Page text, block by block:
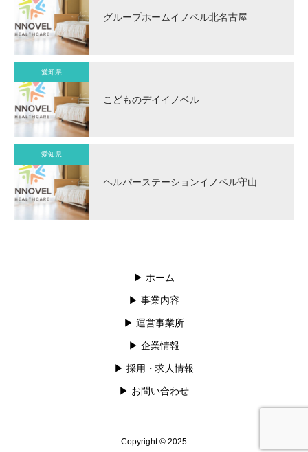
グループホームイノベル北名古屋
愛知県
こどものデイイノベル
愛知県
ヘルパーステーションイノベル守山
▶︎ ホーム
▶︎ 事業内容
▶︎ 運営事業所
▶︎ 企業情報
▶︎ 採用・求人情報
▶︎ お問い合わせ
Copyright © 2025